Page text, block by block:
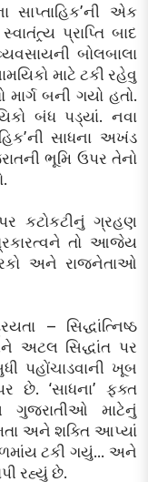
સાપ્તાહિક’ની એક
પ્રાપ્તિ બાદ
બોલબાલા
માટે ટકી રહેવુ
બની ગયો હતો.
બંધ પડ્યાં. નવા
સાધના અખંડ
ભૂમિ ઉપર તેનો
પર કટોકટીનું ગ્રહણ
તો આજેય
અને રાજનેતાઓ
– સિદ્ધાંત્નિષ્ઠ
અટલ સિદ્ધાંત પર
પહોંચાડવાની ખૂબ
છે. ‘સાધના’ ફક્ત
ગુજરાતીઓ માટેનું
અને શક્તિ આપ્યાં
ટકી ગયું... અને
રહ્યું છે.